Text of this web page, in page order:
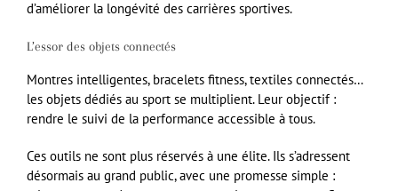
d’améliorer la longévité des carrières sportives.
L’essor des objets connectés
Montres intelligentes, bracelets fitness, textiles connectés…
les objets dédiés au sport se multiplient. Leur objectif :
rendre le suivi de la performance accessible à tous.
Ces outils ne sont plus réservés à une élite. Ils s’adressent
désormais au grand public, avec une promesse simple :